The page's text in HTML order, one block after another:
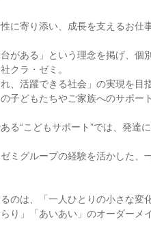
に寄り添い、成長を支えるお仕事
台がある」という理念を掲げ、
クラ・ゼミ。
れ、活躍できる社会」の実現を
子どもたちやご家族へのサポー
る“こどもサポート”では、発達
ミグループの経験を活かした、
のは、「一人ひとりの小さな変
り」「あいあい」のオーダー